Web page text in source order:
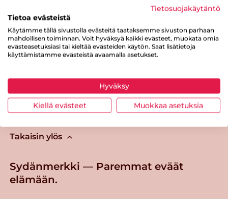
Tulosta sivu
Tästä merkistä tunnistat
Takaisin ylös
Sydänmerkki — Paremmat eväät
elämään.
Tietosuojakäytäntö
Tietoa evästeistä
Käytämme tällä sivustolla evästeitä taataksemme sivuston parhaan
mahdollisen toiminnan. Voit hyväksyä kaikki evästeet, muokata omia
evästeasetuksiasi tai kieltää evästeiden käytön. Saat lisätietoja
käyttämistämme evästeistä avaamalla asetukset.
Hyväksy
Kiellä evästeet Muokkaa asetuksia